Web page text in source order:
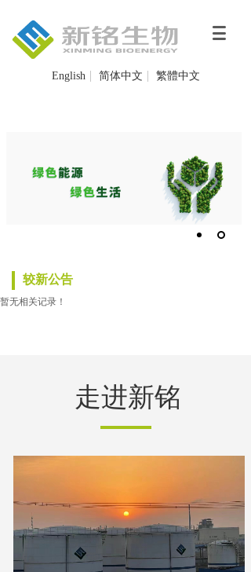
English 简体中文 繁體中文
暂无相关记录！
较新公告
走进新铭